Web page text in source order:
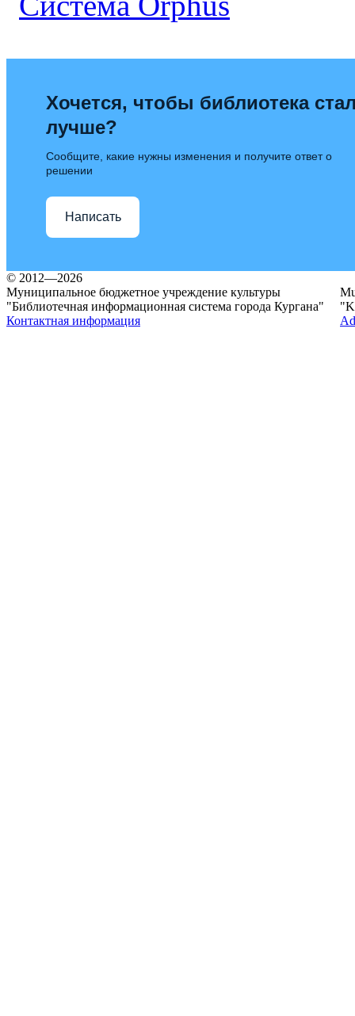
Хочется, чтобы библиотека
лучше?
Сообщите, какие нужны изменения и получите ответ о
решении
Написать
© 2012—2026
Муниципальное бюджетное учреждение культуры
"Библиотечная информационная система города Кургана"
Контактная информация